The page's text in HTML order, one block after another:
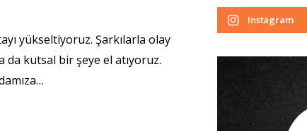
yükseltiyoruz. Şarkılarla olay
da kutsal bir şeye el atıyoruz.
Instagram